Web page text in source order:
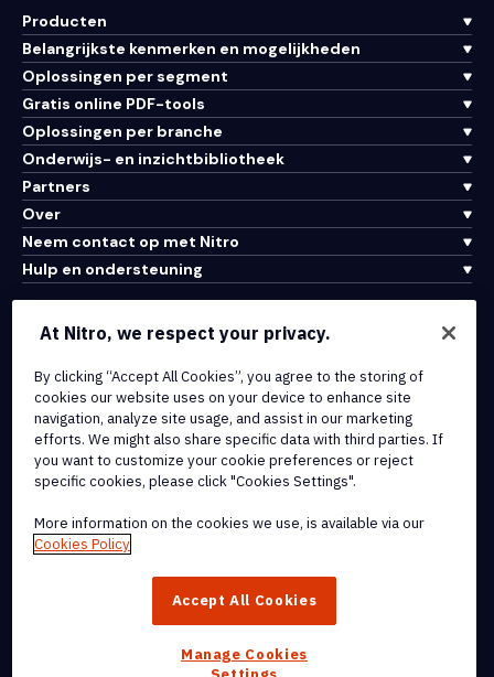
Producten
Belangrijkste kenmerken en mogelijkheden
Oplossingen per segment
Gratis online PDF-tools
Oplossingen per branche
Onderwijs- en inzichtbibliotheek
Partners
Over
Neem contact op met Nitro
Hulp en ondersteuning
Integraties en API-connectiviteit
Cookiebeleid
Copyrightbeleid
Alle voorwaarden en beleidsmaatregelen
© 2026 Nitro Software, Inc. Inc. Alle rechten voorbehouden.
Nitro, het Nitro-logo, Nitro Productivity Platform, Nitro PDF Pro, Nitro
dochterondernemingen in de Verenigde Staten en/of andere
At Nitro, we respect your privacy.
By clicking “Accept All Cookies”, you agree to the storing of
cookies our website uses on your device to enhance site
navigation, analyze site usage, and assist in our marketing
efforts. We might also share specific data with third parties. If
you want to customize your cookie preferences or reject
specific cookies, please click "Cookies Settings".
More information on the cookies we use, is available via our
Cookies Policy
Accept All Cookies
Manage Cookies